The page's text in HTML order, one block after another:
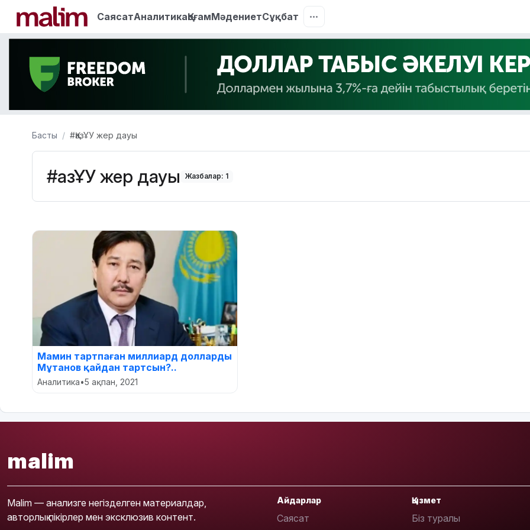
СаясатАналитикаҚоғамМәдениетСұқбат
Басты #ҚазҰУ жер дауы
#ҚазҰУ жер дауы Жазбалар: 1
Мамин тартпаған миллиард долларды
Мұтанов қайдан тартсын?..
Аналитика•5 ақпан, 2021
malim
Malim — анализге негізделген материалдар,
авторлық пікірлер мен эксклюзив контент.
Айдарлар
Саясат
Қызмет
Біз туралы